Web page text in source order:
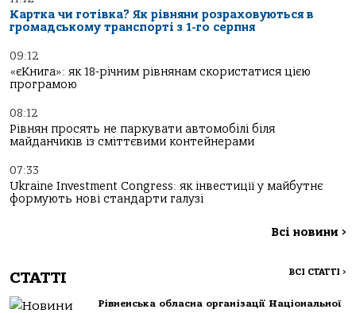
Картка чи готівка? Як рівняни розраховуються в
громадському транспорті з 1-го серпня
09:12
«єКнига»: як 18-річним рівнянам скористатися цією
програмою
08:12
Рівнян просять не паркувати автомобілі біля
майданчиків із сміттєвими контейнерами
07:33
Ukraine Investment Congress: як інвестиції у майбутнє
формують нові стандарти галузі
Всі новини >
СТАТТІ ВСІ СТАТТІ >
Рівненська обласна організації Національної